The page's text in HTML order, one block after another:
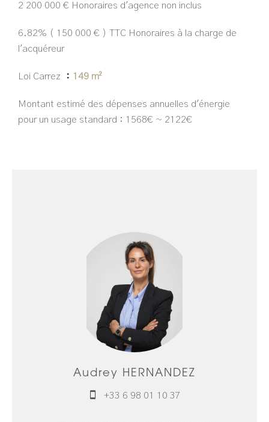
2 200 000 € Honoraires d'agence non inclus
6.82% ( 150 000 € ) TTC Honoraires à la charge de
l'acquéreur
Loi Carrez 149 m²
Montant estimé des dépenses annuelles d'énergie
pour un usage standard : 1568€ ~ 2122€
Audrey HERNANDEZ
+33 6 98 01 10 37